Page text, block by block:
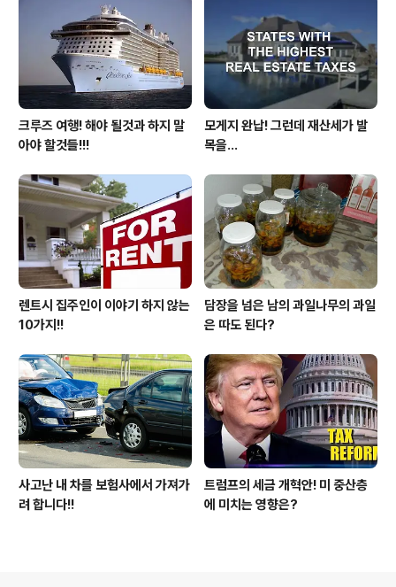
크루즈 여행! 해야 될것과 하지 말
아야 할것들!!!
모게지 완납! 그런데 재산세가 발
목을...
렌트시 집주인이 이야기 하지 않는
10가지!!
담장을 넘은 남의 과일나무의 과일
은 따도 된다?
사고난 내 차를 보험사에서 가져가
려 합니다!!
트럼프의 세금 개혁안! 미 중산층
에 미치는 영향은?